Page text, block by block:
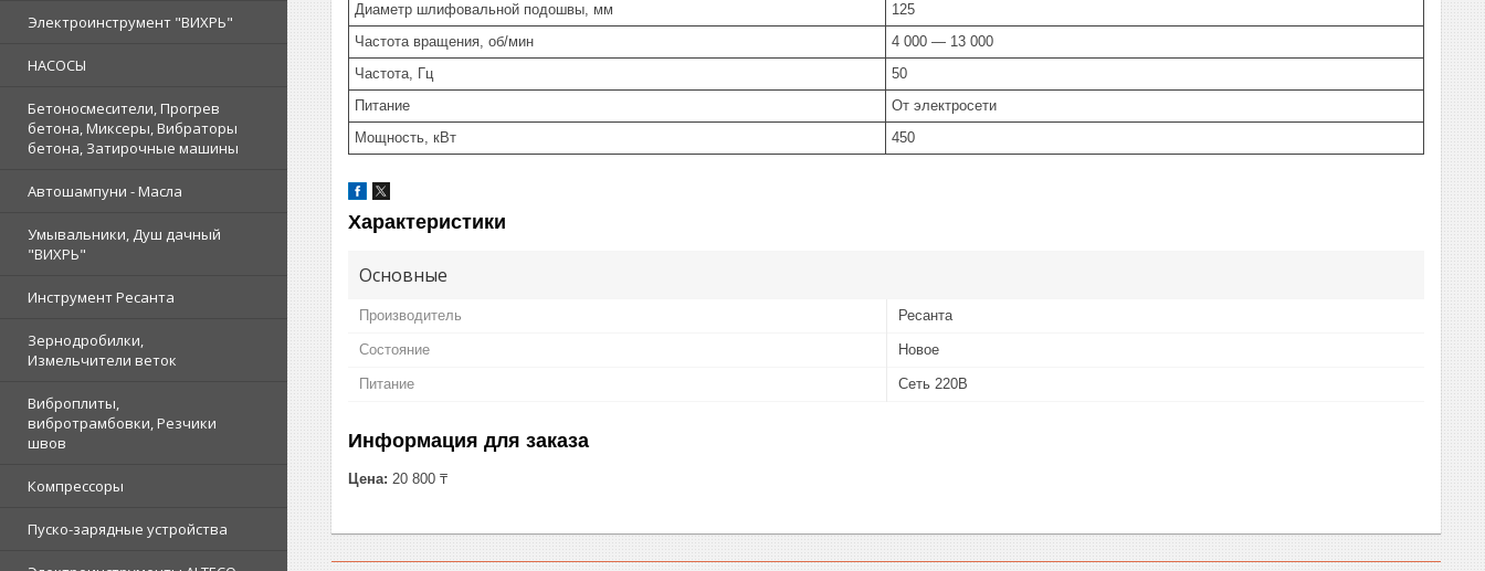
Электроинструмент "ВИХРЬ"
НАСОСЫ
Бетоносмесители, Прогрев
бетона, Миксеры, Вибраторы
бетона, Затирочные машины
Автошампуни - Масла
Умывальники, Душ дачный
"ВИХРЬ"
Инструмент Ресанта
Зернодробилки,
Измельчители веток
Виброплиты,
вибротрамбовки, Резчики
швов
Компрессоры
Пуско-зарядные устройства
Диаметр шлифовальной подошвы, мм
125
Частота вращения, об/мин
4 000 — 13 000
Частота, Гц
50
Питание
От электросети
Мощность, кВт
450
Характеристики
Основные
Производитель Ресанта
Состояние Новое
Питание Сеть 220В
Информация для заказа
Цена: 20 800 ₸